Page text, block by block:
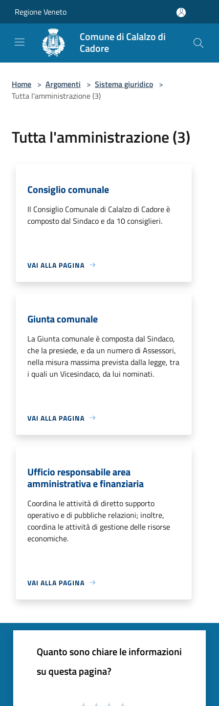
Regione Veneto
Comune di Calalzo di
Cadore
Home > Argomenti > Sistema giuridico >
Tutta l'amministrazione (3)
Tutta l'amministrazione (3)
Consiglio comunale
Il Consiglio Comunale di Calalzo di Cadore è
composto dal Sindaco e da 10 consiglieri.
VAI ALLA PAGINA
Giunta comunale
La Giunta comunale è composta dal Sindaco,
che la presiede, e da un numero di Assessori,
nella misura massima prevista dalla legge, tra
i quali un Vicesindaco, da lui nominati.
VAI ALLA PAGINA
Ufficio responsabile area
amministrativa e finanziaria
Coordina le attività di diretto supporto
operativo e di pubbliche relazioni; inoltre,
coordina le attività di gestione delle risorse
economiche.
VAI ALLA PAGINA
Quanto sono chiare le informazioni
su questa pagina?